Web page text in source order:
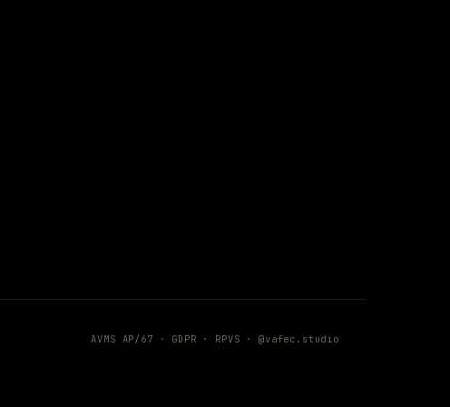
AVMS AP/67 · GDPR · RPVS ·@vafec.studio